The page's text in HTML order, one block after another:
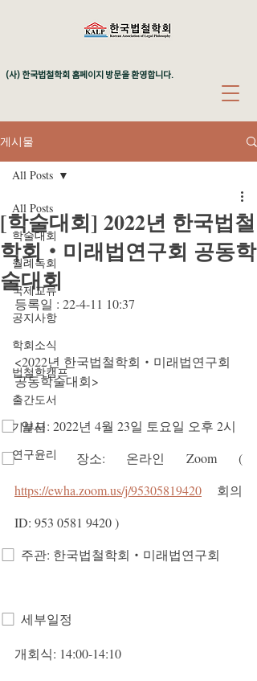
(사) 한국법철학회 홈페이지 방문을 환영합니다.
게시물
All Posts
학술대회
월례독회
국제교류
공지사항
학회소식
법철학캠프
출간도서
기부금
연구윤리
All Posts
[학술대회] 2022년 한국법철
학회‧미래법연구회 공동학
술대회
등록일 : 22-4-11 10:37
<2022년 한국법철학회‧미래법연구회
공동학술대회>
⃞  일시: 2022년 4월 23일 토요일 오후 2시
https://ewha.zoom.us/j/95305819420
  회의
ID: 953 0581 9420 )
⃞  주관: 한국법철학회‧미래법연구회
⃞  세부일정
개회식: 14:00-14:10